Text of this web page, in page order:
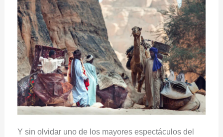
Y sin olvidar uno de los mayores espectáculos del